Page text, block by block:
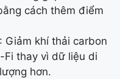
cách thêm điểm
: Giảm khí thải carbon
Fi thay vì dữ liệu di
hơn.